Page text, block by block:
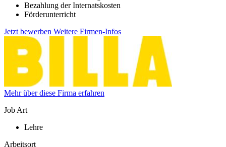
Bezahlung der Internatskosten
Förderunterricht
Jetzt bewerben Weitere Firmen-Infos
Mehr über diese Firma erfahren
Job Art
Lehre
Arbeitsort